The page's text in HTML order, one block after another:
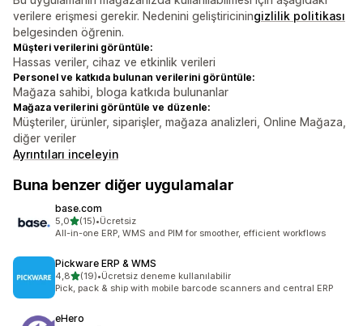
verilere erişmesi gerekir. Nedenini geliştiriciningizlilik politikası
belgesinden öğrenin.
Müşteri verilerini görüntüle:
Hassas veriler, cihaz ve etkinlik verileri
Personel ve katkıda bulunan verilerini görüntüle:
Mağaza sahibi, bloga katkıda bulunanlar
Mağaza verilerini görüntüle ve düzenle:
Müşteriler, ürünler, siparişler, mağaza analizleri, Online Mağaza,
diğer veriler
Ayrıntıları inceleyin
Buna benzer diğer uygulamalar
base.com
5,05 yıldız üzerinden
(15)
toplam 15 değerlendirme
•Ücretsiz
All-in-one ERP, WMS and PIM for smoother, efficient workflows
Pickware ERP & WMS
4,85 yıldız üzerinden
(19)
toplam 19 değerlendirme
•Ücretsiz deneme kullanılabilir
Pick, pack & ship with mobile barcode scanners and central ERP
eHero